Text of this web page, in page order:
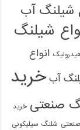
شیلنگ آب
شیلنگ
انواع
آب خرید
صنعتی خرید
شلنگ سیلیکونی